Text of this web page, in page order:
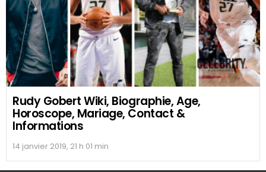
Rudy Gobert Wiki, Biographie, Age,
Horoscope, Mariage, Contact &
Informations
14 janvier 2019, 21 h 01 min